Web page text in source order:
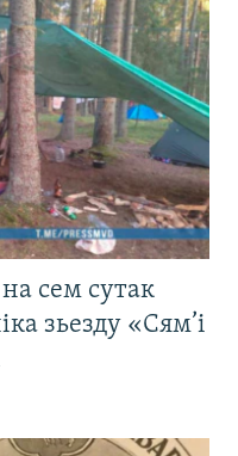
сем сутак
зьезду «Сям’і